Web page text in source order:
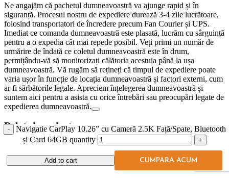
Navigatie CarPlay 10.26” cu Cameră 2.5K Față/Spate, Bluetooth
și Card 64GB quantity
Add to cart CUMPARA ACUM
Ne angajăm că pachetul dumneavoastră va ajunge rapid și în
siguranță. Procesul nostru de expediere durează 3-4 zile lucrătoare,
folosind transportatori de încredere precum Fan Courier și UPS.
Imediat ce comanda dumneavoastră este plasată, lucrăm cu sârguință
pentru a o expedia cât mai repede posibil. Veți primi un număr de
urmărire de îndată ce coletul dumneavoastră este în drum,
permițându-vă să monitorizați călătoria acestuia până la ușa
dumneavoastră. Vă rugăm să rețineți că timpul de expediere poate
varia ușor în funcție de locația dumneavoastră și factori externi, cum
ar fi sărbătorile legale. Apreciem înțelegerea dumneavoastră și
suntem aici pentru a asista cu orice întrebări sau preocupări legate de
expedierea dumneavoastră.
Related products